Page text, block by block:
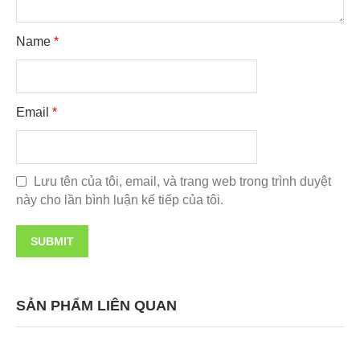
Name *
Email *
Lưu tên của tôi, email, và trang web trong trình duyệt
này cho lần bình luận kế tiếp của tôi.
SẢN PHẨM LIÊN QUAN